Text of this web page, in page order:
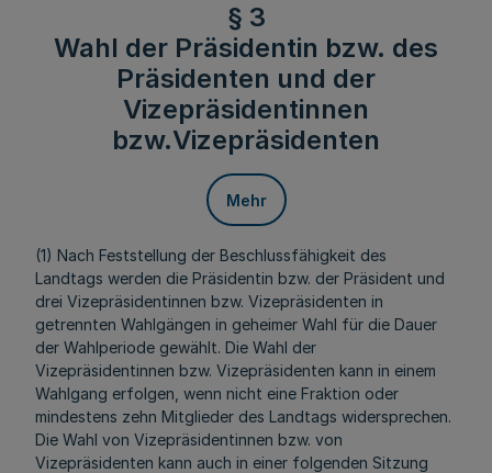
§ 3
Wahl der Präsidentin bzw. des
Präsidenten und der
Vizepräsidentinnen
bzw.Vizepräsidenten
Mehr
(1) Nach Feststellung der Beschlussfähigkeit des
Landtags werden die Präsidentin bzw. der Präsident und
drei Vizepräsidentinnen bzw. Vizepräsidenten in
getrennten Wahlgängen in geheimer Wahl für die Dauer
der Wahlperiode gewählt. Die Wahl der
Vizepräsidentinnen bzw. Vizepräsidenten kann in einem
Wahlgang erfolgen, wenn nicht eine Fraktion oder
mindestens zehn Mitglieder des Landtags widersprechen.
Die Wahl von Vizepräsidentinnen bzw. von
Vizepräsidenten kann auch in einer folgenden Sitzung